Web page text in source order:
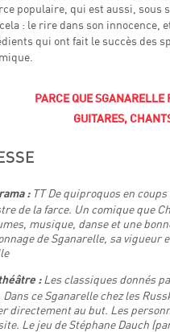
populaire, qui est aussi, sous
: le rire dans son innocence,
qui ont fait le succès des
PARCE QUE SGANARELLE
GUITARES,
: TT De quiproquos en
de la farce. Un comique que
musique, danse et une
de Sganarelle, sa vigueur
: Les classiques donnés
Dans ce Sganarelle chez les
directement au but. Les
Le jeu de Stéphane Dauch